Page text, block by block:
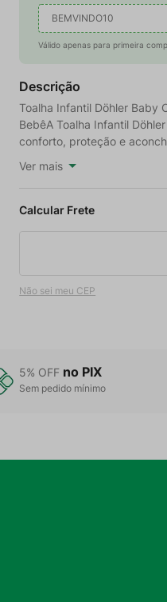
BEMVINDO10
Válido apenas para primeira
Descrição
Toalha Infantil Döhler Baby
BebêA Toalha Infantil
conforto, proteção e
Ver mais
Não sei meu CEP
5% OFF no PIX
Sem pedido mínimo
com no mínimo 85%